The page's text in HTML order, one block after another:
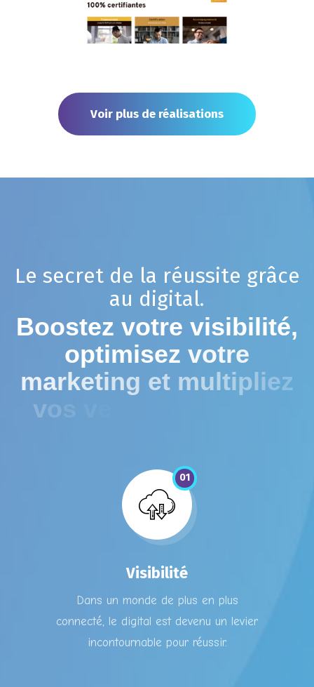
Voir plus de réalisations
Le secret de la réussite grâce
au digital.
Boostez votre visibilité,
optimisez votre
marketing et multipliez
vo
01
Visibilité
Dans un monde de plus en plus
connecté, le digital est devenu un levier
incontournable pour réussir.